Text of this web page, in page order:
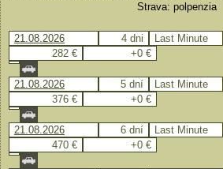
Strava: polpenzia
21.08.2026 4 dni
Last Minute
282 €
+0 €
21.08.2026 5 dní
Last Minute
376 €
+0 €
21.08.2026 6 dní
Last Minute
470 €
+0 €